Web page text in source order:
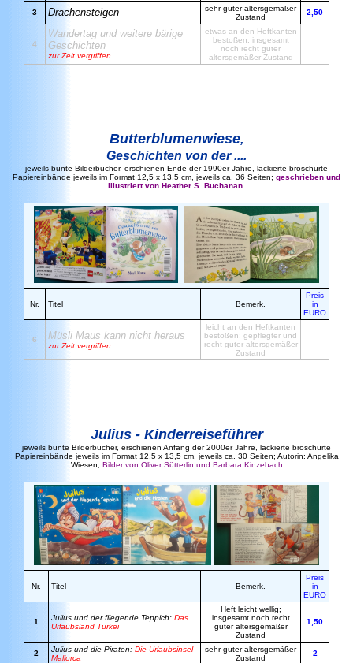
3 Drachensteigen
sehr guter altersgemäßer
Zustand
2,50
4
Wandertag und weitere bärige
Geschichten
zur Zeit vergriffen
etwas an den Heftkanten
bestoßen; insgesamt
noch recht guter
altersgemäßer Zustand
Butterblumenwiese,
Geschichten von der ....
jeweils bunte Bilderbücher, erschienen Ende der 1990er Jahre, lackierte broschürte
Papiereinbände jeweils im Format 12,5 x 13,5 cm, jeweils ca. 36 Seiten; geschrieben und
illustriert von Heather S. Buchanan.
Nr. Titel Bemerk.
Preis
in
EURO
6 Müsli Maus kann nicht heraus
zur Zeit vergriffen
leicht an den Heftkanten
bestoßen; gepflegter und
recht guter altersgemäßer
Zustand
Julius - Kinderreiseführer
jeweils bunte Bilderbücher, erschienen Anfang der 2000er Jahre, lackierte broschürte
Papiereinbände jeweils im Format 12,5 x 13,5 cm, jeweils ca. 30 Seiten; Autorin: Angelika
Wiesen; Bilder von Oliver Sütterlin und Barbara Kinzebach
Nr. Titel Bemerk.
Preis
in
EURO
1 Julius und der fliegende Teppich: Das
Urlaubsland Türkei
Heft leicht wellig;
insgesamt noch recht
guter altersgemäßer
Zustand
1,50
2 Julius und die Piraten: Die Urlaubsinsel
Mallorca
sehr guter altersgemäßer
Zustand
2